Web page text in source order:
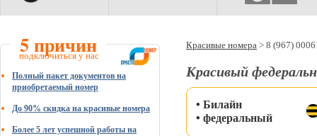
5 причин
подключиться у нас
Полный пакет документов на
приобретаемый номер
До 90% скидка на красивые номера
Более 5 лет успешной работы на
Красивые номера > 8 (967)
Красивый
• Билайн
• федеральный